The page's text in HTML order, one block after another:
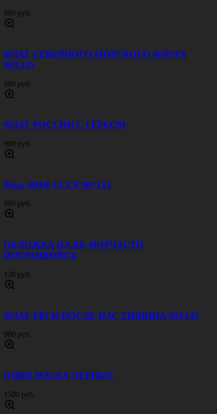
900 руб.
ФЛАГ СЕВЕРНОГО МОРСКОГО ФЛОТА
90Х135
900 руб.
ФЛАГ РОССИИ С ГЕРБОМ
900 руб.
Флаг ВМФ СССР 90*135
900 руб.
ОБЛОЖКА НА ВБ МОРЧАСТИ
ПОГРАНВОЙСК
130 руб.
ФЛАГ РВСН ПОСЛЕ НАС ТИШИНА 90Х135
900 руб.
ОЧКИ МАСКА ЧЕРНЫЕ
1500 руб.